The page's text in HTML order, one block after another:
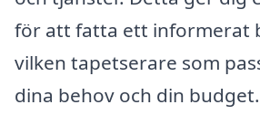
för att fatta ett informerat
vilken tapetserare som
dina behov och din budget.